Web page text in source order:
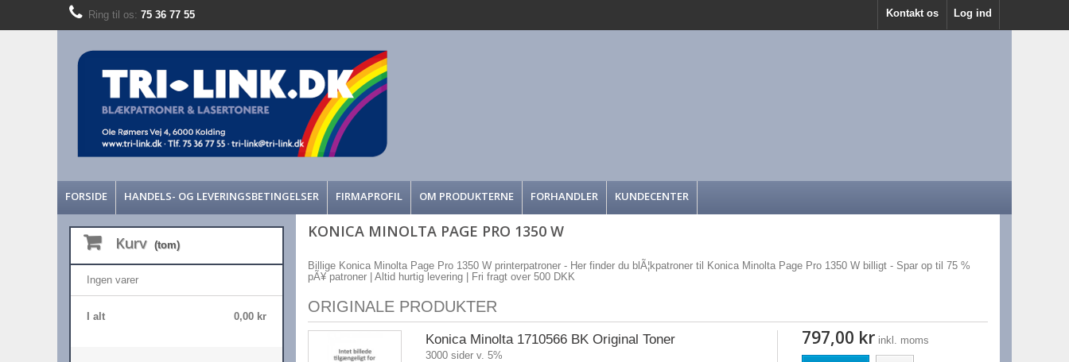
Log ind
Kontakt os
Ring til os: 75 36 77 55
FORSIDE HANDELS- OG LEVERINGSBETINGELSER FIRMAPROFIL OM PRODUKTERNE FORHANDLER KUNDECENTER
Kurv (tom)
Ingen varer
0,00 kr
I alt
KONICA MINOLTA PAGE PRO 1350 W
Billige Konica Minolta Page Pro 1350 W printerpatroner - Her finder du blÃ¦kpatroner til Konica Minolta Page Pro 1350 W billigt - Spar op til 75 %
pÃ¥ patroner | Altid hurtig levering | Fri fragt over 500 DKK
ORIGINALE PRODUKTER
Konica Minolta 1710566 BK Original Toner
3000 sider v. 5%
797,00 kr inkl. moms